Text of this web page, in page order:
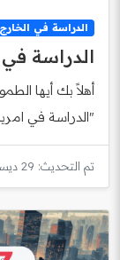
الدراسة في الخارج
الدراسة في
أهلاً بك أيها
"الدراسة في
تم التحديث: 29 ديسمبر، 2025